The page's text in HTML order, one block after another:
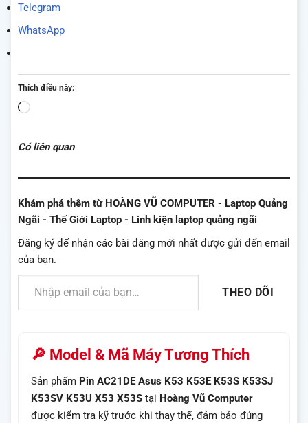
Telegram
WhatsApp
Thích điều này:
Đang
Có liên quan
Khám phá thêm từ HOÀNG VŨ COMPUTER - Laptop Quảng
Ngãi - Thế Giới Laptop - Linh kiện laptop quảng ngãi
Đăng ký để nhận các bài đăng mới nhất được gửi đến email
của bạn.
Nhập email của bạn…
THEO DÕI
🔎 Model & Mã Máy Tương Thích
Sản phẩm Pin AC21DE Asus K53 K53E K53S K53SJ
K53SV K53U X53 X53S tại Hoàng Vũ Computer
được kiểm tra kỹ trước khi thay thế, đảm bảo đúng